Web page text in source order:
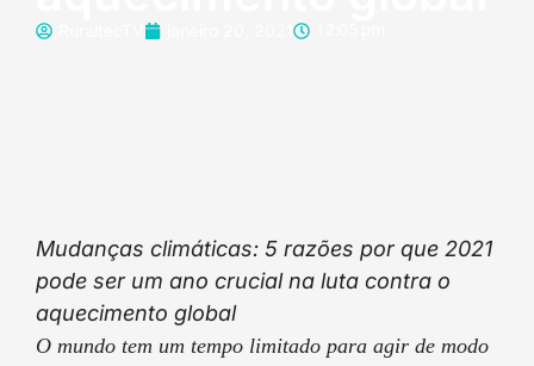
Mudanças climáticas: 5 razões por que 2021
pode ser um ano crucial na luta contra o
aquecimento global
O mundo tem um tempo limitado para agir de modo